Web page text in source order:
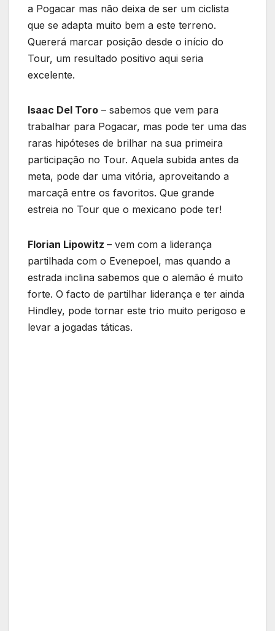
a Pogacar mas não deixa de ser um ciclista
que se adapta muito bem a este terreno.
Quererá marcar posição desde o início do
Tour, um resultado positivo aqui seria
excelente.
Isaac Del Toro – sabemos que vem para
trabalhar para Pogacar, mas pode ter uma das
raras hipóteses de brilhar na sua primeira
participação no Tour. Aquela subida antes da
meta, pode dar uma vitória, aproveitando a
marcaçã entre os favoritos. Que grande
estreia no Tour que o mexicano pode ter!
Florian Lipowitz – vem com a liderança
partilhada com o Evenepoel, mas quando a
estrada inclina sabemos que o alemão é muito
forte. O facto de partilhar liderança e ter ainda
Hindley, pode tornar este trio muito perigoso e
levar a jogadas táticas.